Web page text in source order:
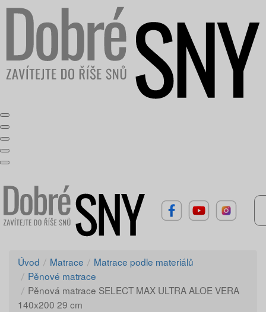
Úvod Matrace
Matrace podle materiálů
Pěnové matrace
Pěnová matrace SELECT MAX ULTRA ALOE VERA
140x200 29 cm